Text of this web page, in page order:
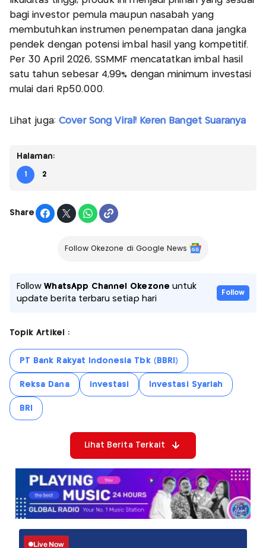
bagi investor pemula maupun nasabah yang
membutuhkan instrumen penempatan dana jangka
pendek dengan potensi imbal hasil yang kompetitif.
Per 30 April 2026, SSMMF mencatatkan imbal hasil
satu tahun sebesar 4,99% dengan minimum investasi
mulai dari Rp50.000.
Lihat juga: Cover Song Viral! Keren Banget Suaranya
Halaman:
1 2
Share
Follow Okezone di Google News
FollowWhatsApp Channel Okezone untuk
update berita terbaru setiap hari
Follow
Topik Artikel :
PT Bank Rakyat Indonesia Tbk (BBRI)
Reksa Dana investasi Investasi Syariah
BRI
Lihat Berita Terkait
Live Now